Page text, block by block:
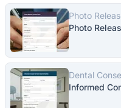
Photo
Photo
Dental
Informed